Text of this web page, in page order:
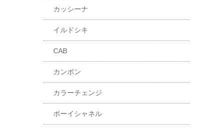
カッシーナ
イルドシキ
CAB
カンボン
カラーチェンジ
ボーイシャネル